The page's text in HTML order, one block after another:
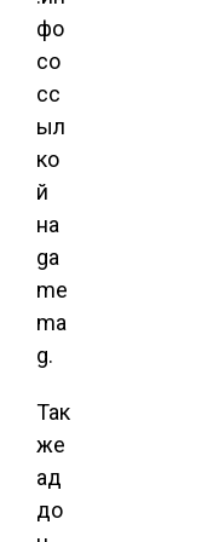
фо
со
сс
ыл
ко
й
на
ga
me
ma
g.
Так
же
ад
до